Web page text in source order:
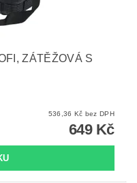
ZÁTĚŽOVÁ S
536,36 Kč bez DPH
649 Kč